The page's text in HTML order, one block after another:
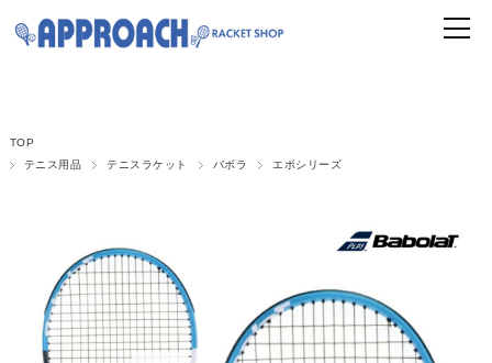
TOP
テニス用品
テニスラケット バボラ エボシリーズ